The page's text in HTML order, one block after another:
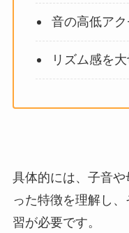
音の高低ア
リズム感を
具体的には、子音
った特徴を理解し
習が必要です。